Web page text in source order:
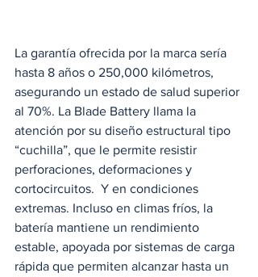
La garantía ofrecida por la marca sería
hasta 8 años o 250,000 kilómetros,
asegurando un estado de salud superior
al 70%. La Blade Battery llama la
atención por su diseño estructural tipo
“cuchilla”, que le permite resistir
perforaciones, deformaciones y
cortocircuitos.  Y en condiciones
extremas. Incluso en climas fríos, la
batería mantiene un rendimiento
estable, apoyada por sistemas de carga
rápida que permiten alcanzar hasta un